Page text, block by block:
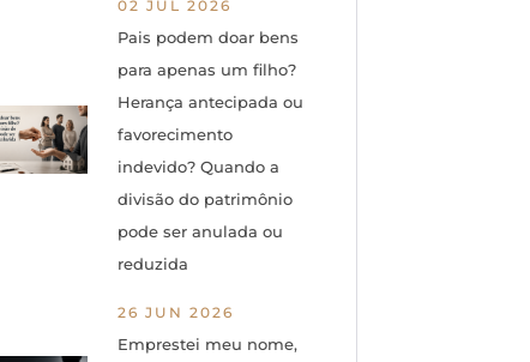
02 JUL 2026
Pais podem doar bens
para apenas um filho?
Herança antecipada ou
favorecimento
indevido? Quando a
divisão do patrimônio
pode ser anulada ou
reduzida
26 JUN 2026
Emprestei meu nome,